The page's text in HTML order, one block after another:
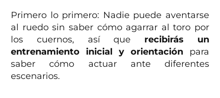
Primero lo primero: Nadie puede aventarse
al ruedo sin saber cómo agarrar al toro por
los cuernos, así que recibirás un
entrenamiento inicial y orientaciónpara
saber cómo actuar ante diferentes
escenarios.